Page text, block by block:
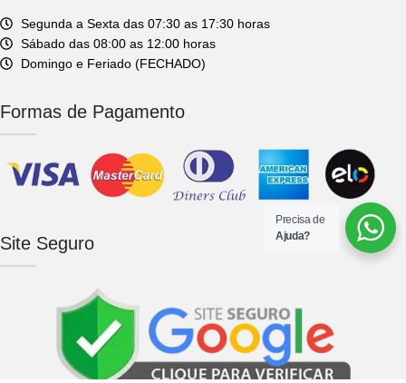
Segunda a Sexta das 07:30 as 17:30 horas
Sábado das 08:00 as 12:00 horas
Domingo e Feriado (FECHADO)
Formas de Pagamento
Site Seguro
Precisa de
Ajuda?